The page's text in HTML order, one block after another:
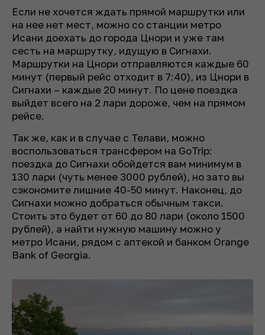
Если не хочется ждать прямой маршрутки или
на нее нет мест, можно со станции метро
Исани доехать до города Цнори и уже там
сесть на маршрутку, идущую в Сигнахи.
Маршрутки на Цнори отправляются каждые 60
минут (первый рейс отходит в 7:40), из Цнори в
Сигнахи – каждые 20 минут. По цене поездка
выйдет всего на 2 лари дороже, чем на прямом
рейсе.
Так же, как и в случае с Телави, можно
воспользоваться трансфером на GoTrip:
поездка до Сигнахи обойдется вам минимум в
130 лари (чуть менее 3000 рублей), но зато вы
сэкономите лишние 40-50 минут. Наконец, до
Сигнахи можно добраться обычным такси.
Стоить это будет от 60 до 80 лари (около 1500
рублей), а найти нужную машину можно у
метро Исани, рядом с аптекой и банком Orange
Bank of Georgia.